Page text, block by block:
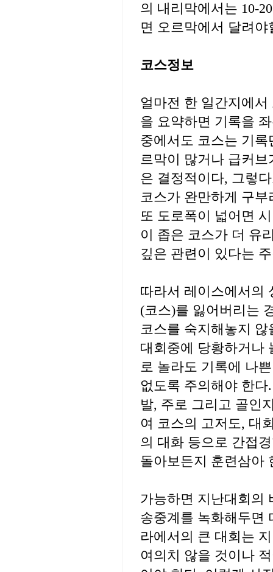
의 내리막에서는 10-
면 오르막에서 달려
코스정보
얼마전 한 일간지에
을 요약하면 기록을
중에서도 코스는 기
르막이 많거나 급커
은 결정적이다, 그렇
코스가 완만하게 구
또 도로폭이 넓어면
이 좁은 코스가 더 유
깊은 관련이 있다는
따라서 레이스에서의
(코스)를 잃어버리는
코스를 숙지해놓지
대회중에 당황하거나
로 놀라도 기록에 나
없도록 주의해야 한
발, 주로 그리고 골인
여 코스의 고저도, 대
의 대화 등으로 간접
돌아보든지 훈련삼아
가능하면 지난대회의
송중계를 녹화해두면
라에서의 큰 대회는
여의치 않을 것이나